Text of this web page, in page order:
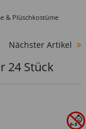
& Plüschkostüme
Nächster Artikel
24 Stück